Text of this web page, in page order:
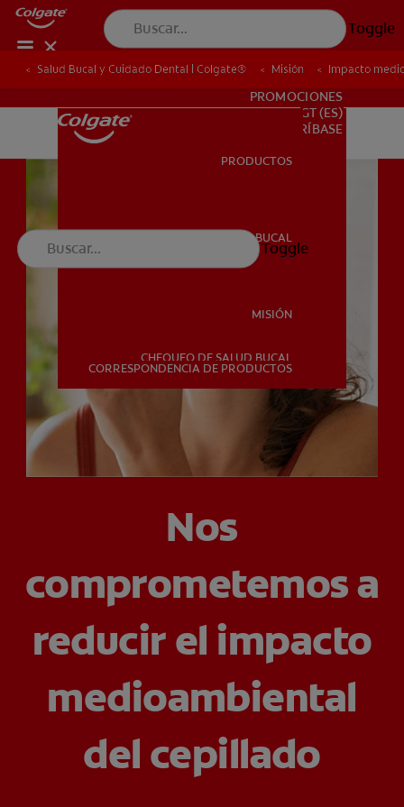
Toggle
SALUD BUCAL
MISIÓN
CHEQUEO DE SALUD BUCAL
CORRESPONDENCIA DE PRODUCTOS
SUSCRÍBASE
PARA PROFESIONALES
PROMOCIONES
GT (ES)
SUSCRÍBASE
PRODUCTOS
SALUD BUCAL
MISIÓN
CHEQUEO DE SALUD BUCAL
CORRESPONDENCIA DE PRODUCTOS
Toggle
Salud Bucal y Cuidado Dental | Colgate® Misión Impacto
Salud Bucal y Cuidado Dental | Colgate® Misión Impacto
Nos
comprometemos a
reducir el impacto
medioambiental
del cepillado